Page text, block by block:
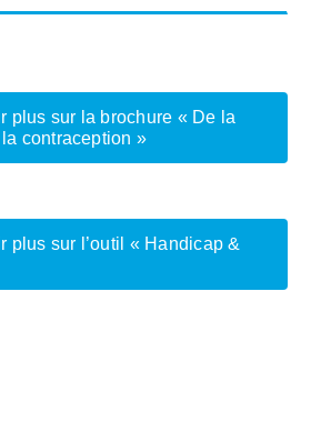
plus sur la brochure « De la
contraception »
plus sur l’outil « Handicap &